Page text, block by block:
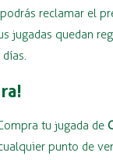
reclamar el
jugadas quedan
tu jugada de
punto de